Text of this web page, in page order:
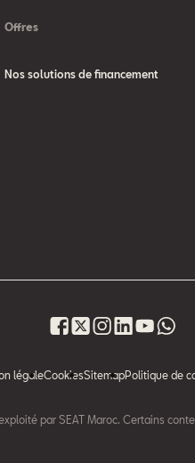
Offres
Nos solutions de financement
légaleCookiesSitemapPolitique de
par SEAT Maroc. Certains